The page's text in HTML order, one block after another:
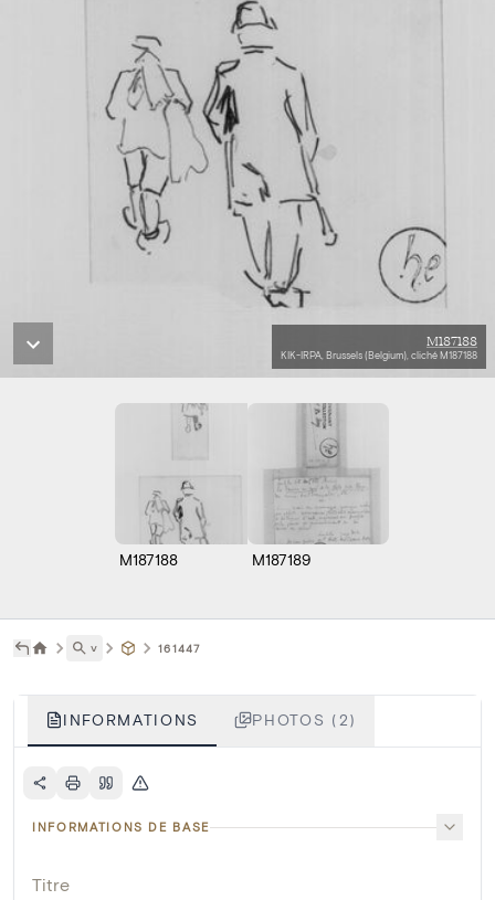
M187188
KIK-IRPA, Brussels (Belgium), cliché M187188
M187188 M187189
˅ 161447
INFORMATIONS PHOTOS (2)
INFORMATIONS DE BASE
Titre